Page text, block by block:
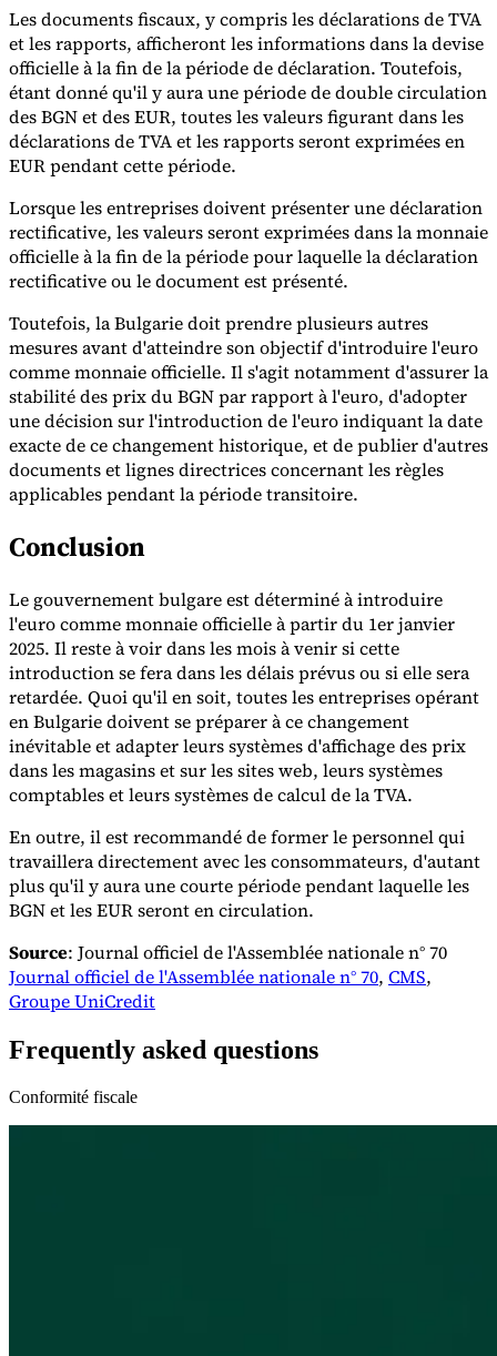
Les documents fiscaux, y compris les déclarations de TVA
et les rapports, afficheront les informations dans la devise
officielle à la fin de la période de déclaration. Toutefois,
étant donné qu'il y aura une période de double circulation
des BGN et des EUR, toutes les valeurs figurant dans les
déclarations de TVA et les rapports seront exprimées en
EUR pendant cette période.
Lorsque les entreprises doivent présenter une déclaration
rectificative, les valeurs seront exprimées dans la monnaie
officielle à la fin de la période pour laquelle la déclaration
rectificative ou le document est présenté.
Toutefois, la Bulgarie doit prendre plusieurs autres
mesures avant d'atteindre son objectif d'introduire l'euro
comme monnaie officielle. Il s'agit notamment d'assurer la
stabilité des prix du BGN par rapport à l'euro, d'adopter
une décision sur l'introduction de l'euro indiquant la date
exacte de ce changement historique, et de publier d'autres
documents et lignes directrices concernant les règles
applicables pendant la période transitoire.
Conclusion
Le gouvernement bulgare est déterminé à introduire
l'euro comme monnaie officielle à partir du 1er janvier
2025. Il reste à voir dans les mois à venir si cette
introduction se fera dans les délais prévus ou si elle sera
retardée. Quoi qu'il en soit, toutes les entreprises opérant
en Bulgarie doivent se préparer à ce changement
inévitable et adapter leurs systèmes d'affichage des prix
dans les magasins et sur les sites web, leurs systèmes
comptables et leurs systèmes de calcul de la TVA.
En outre, il est recommandé de former le personnel qui
travaillera directement avec les consommateurs, d'autant
plus qu'il y aura une courte période pendant laquelle les
BGN et les EUR seront en circulation.
Source: Journal officiel de l'Assemblée nationale n° 70
Journal officiel de l'Assemblée nationale n° 70, CMS,
Groupe UniCredit
Frequently asked questions
Conformité fiscale